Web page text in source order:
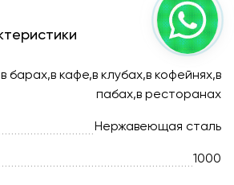
в барах,в кафе,в клубах,в кофейнях,в
пабах,в ресторанах
Нержавеющая сталь
1000